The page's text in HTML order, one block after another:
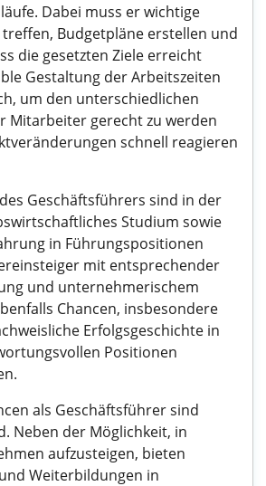
Dabei muss er wichtige
Budgetpläne erstellen und
die gesetzten Ziele erreicht
Gestaltung der Arbeitszeiten
um den unterschiedlichen
Mitarbeiter gerecht zu werden
schnell reagieren
Geschäftsführers sind in der
Studium sowie
in Führungspositionen
mit entsprechender
und unternehmerischem
Chancen, insbesondere
Erfolgsgeschichte in
Positionen
als Geschäftsführer sind
Neben der Möglichkeit, in
aufzusteigen, bieten
Weiterbildungen in